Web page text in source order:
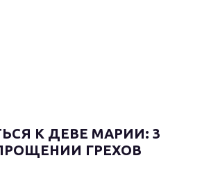
К ДЕВЕ МАРИИ: 3
ГРЕХОВ